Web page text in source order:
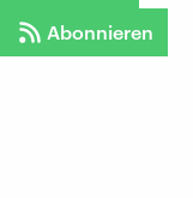
Abonnieren